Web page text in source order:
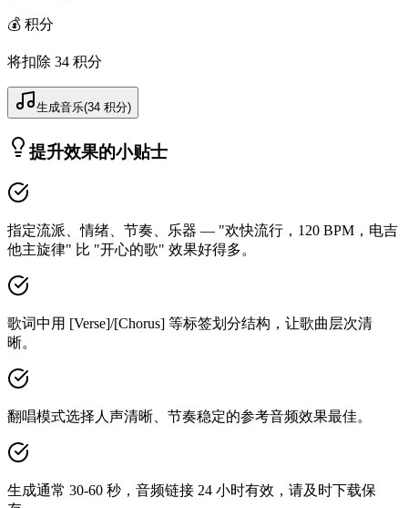
💰 积分
将扣除 34 积分
生成音乐(34 积分)
提升效果的小贴士
指定流派、情绪、节奏、乐器 — "欢快流行，120 BPM，电吉
他主旋律" 比 "开心的歌" 效果好得多。
歌词中用 [Verse]/[Chorus] 等标签划分结构，让歌曲层次清
晰。
翻唱模式选择人声清晰、节奏稳定的参考音频效果最佳。
生成通常 30-60 秒，音频链接 24 小时有效，请及时下载保